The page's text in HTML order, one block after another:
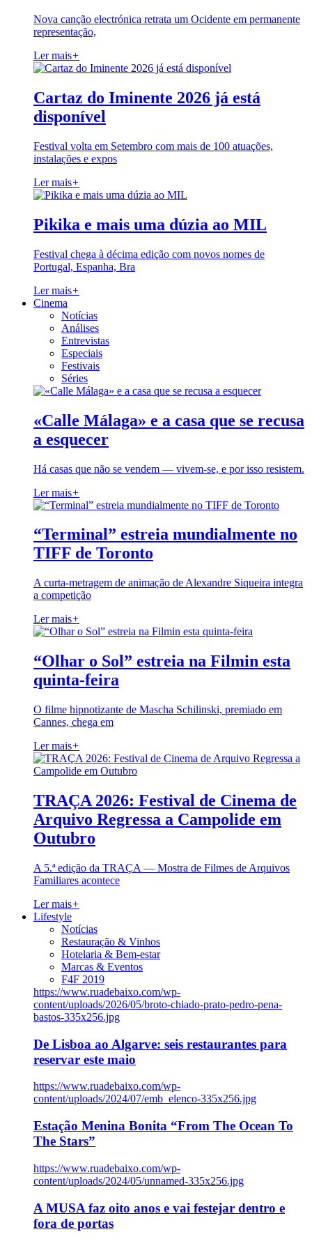
Nova canção electrónica retrata um Ocidente em permanente
representação,
Ler mais+
Cartaz do Iminente 2026 já está
disponível
Festival volta em Setembro com mais de 100 atuações,
instalações e expos
Ler mais+
Pikika e mais uma dúzia ao MIL
Festival chega à décima edição com novos nomes de
Portugal, Espanha, Bra
Ler mais+
Cinema
Notícias
Análises
Entrevistas
Especiais
Festivais
Séries
«Calle Málaga» e a casa que se recusa
a esquecer
Há casas que não se vendem — vivem-se, e por isso resistem.
Ler mais+
“Terminal” estreia mundialmente no
TIFF de Toronto
A curta-metragem de animação de Alexandre Siqueira integra
a competição
Ler mais+
“Olhar o Sol” estreia na Filmin esta
quinta-feira
O filme hipnotizante de Mascha Schilinski, premiado em
Cannes, chega em
Ler mais+
TRAÇA 2026: Festival de Cinema de
Arquivo Regressa a Campolide em
Outubro
A 5.ª edição da TRAÇA — Mostra de Filmes de Arquivos
Familiares acontece
Ler mais+
Lifestyle
Notícias
Restauração & Vinhos
Hotelaria & Bem-estar
Marcas & Eventos
F4F 2019
https://www.ruadebaixo.com/wp-
content/uploads/2026/05/broto-chiado-prato-pedro-pena-
bastos-335x256.jpg
De Lisboa ao Algarve: seis restaurantes para
reservar este maio
https://www.ruadebaixo.com/wp-
content/uploads/2024/07/emb_elenco-335x256.jpg
Estação Menina Bonita “From The Ocean To
The Stars”
https://www.ruadebaixo.com/wp-
content/uploads/2024/05/unnamed-335x256.jpg
A MUSA faz oito anos e vai festejar dentro e
fora de portas